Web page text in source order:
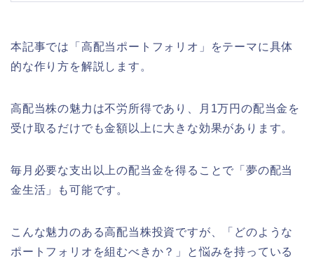
本記事では「高配当ポートフォリオ」をテーマに具体
的な作り方を解説します。
高配当株の魅力は不労所得であり、月1万円の配当金を
受け取るだけでも金額以上に大きな効果があります。
毎月必要な支出以上の配当金を得ることで「夢の配当
金生活」も可能です。
こんな魅力のある高配当株投資ですが、「どのような
ポートフォリオを組むべきか？」と悩みを持っている